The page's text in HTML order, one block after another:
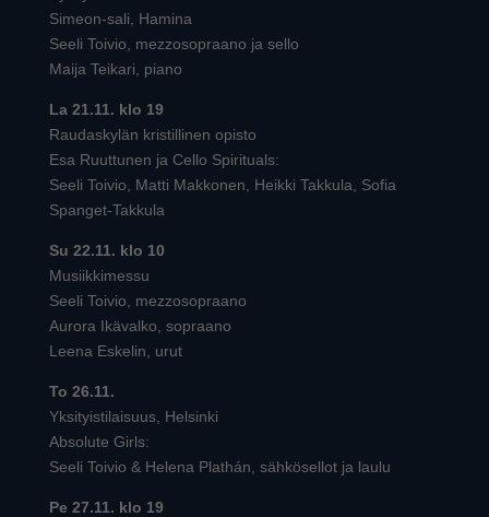
Simeon-sali, Hamina
Seeli Toivio, mezzosopraano ja sello
Maija Teikari, piano
La 21.11. klo 19
Raudaskylän kristillinen opisto
Esa Ruuttunen ja Cello Spirituals:
Seeli Toivio, Matti Makkonen, Heikki Takkula, Sofia
Spanget-Takkula
Su 22.11. klo 10
Musiikkimessu
Seeli Toivio, mezzosopraano
Aurora Ikävalko, sopraano
Leena Eskelin, urut
To 26.11.
Yksityistilaisuus, Helsinki
Absolute Girls:
Seeli Toivio & Helena Plathán, sähkösellot ja laulu
Pe 27.11. klo 19